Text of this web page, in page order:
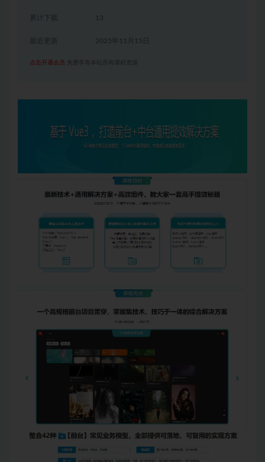
累计下载 13
2025年11月15日
点击开通会员 免费享有本站所有课程资源